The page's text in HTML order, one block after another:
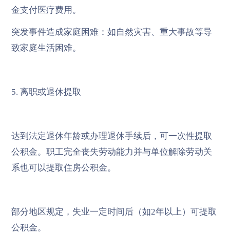
金支付医疗费用。
突发事件造成家庭困难：如自然灾害、重大事故等导
致家庭生活困难。
5. 离职或退休提取
达到法定退休年龄或办理退休手续后，可一次性提取
公积金。职工完全丧失劳动能力并与单位解除劳动关
系也可以提取住房公积金。
部分地区规定，失业一定时间后（如2年以上）可提取
公积金。